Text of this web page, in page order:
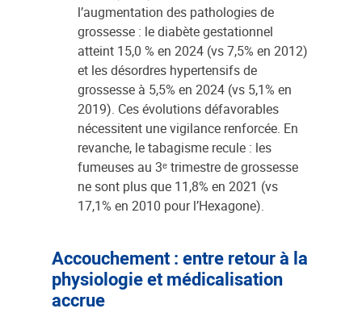
l’augmentation des pathologies de
grossesse : le diabète gestationnel
atteint 15,0 % en 2024 (vs 7,5% en 2012)
et les désordres hypertensifs de
grossesse à 5,5% en 2024 (vs 5,1% en
2019). Ces évolutions défavorables
nécessitent une vigilance renforcée. En
revanche, le tabagisme recule : les
fumeuses au 3ᵉ trimestre de grossesse
ne sont plus que 11,8% en 2021 (vs
17,1% en 2010 pour l’Hexagone).
Accouchement : entre retour à la
physiologie et médicalisation
accrue